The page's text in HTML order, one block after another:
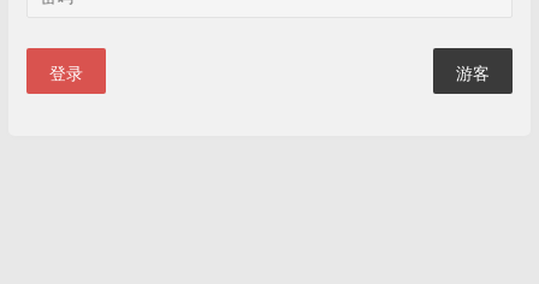
登录 游客